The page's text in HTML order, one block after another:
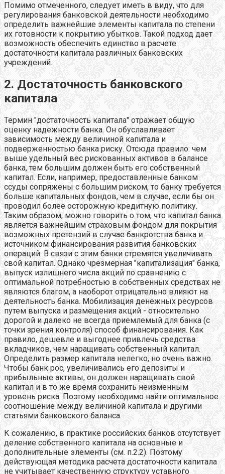
Помимо отмеченного, следует иметь в виду, что для
регулирования банковской деятельности необходимо
определить важнейшие элементы капитала по степени
их готовности к покрытию убытков. Такой подход дает
возможность обеспечить единство в расчете
достаточности капитала различных банковских
учреждений.
2. Достаточность банковского
капитала
Термин "достаточность капитала" отражает общую
оценку надежности банка. Он обуславливает
зависимость между величиной капитала и
подверженностью банка риску. Отсюда правило: чем
выше удельный вес рискованных активов в балансе
банка, тем большим должен быть его собственный
капитал. Если, например, предоставленные банком
ссуды сопряжены с большим риском, то банку требуется
больше капитальных фондов, чем в случае, если бы он
проводил более осторожную кредитную политику.
Таким образом, можно говорить о том, что капитал банка
является важнейшим страховым фондом для покрытия
возможных претензий в случае банкротства банка и
источником финансирования развития банковских
операций. В связи с этим банки стремятся увеличивать
свой капитал. Однако чрезмерная "капитализация" банка,
выпуск излишнего числа акций по сравнению с
оптимальной потребностью в собственных средствах не
являются благом, а наоборот отрицательно влияют на
деятельность банка. Мобилизация денежных ресурсов
путем выпуска и размещения акций - относительно
дорогой и далеко не всегда приемлемый для банка (с
точки зрения контроля) способ финансирования. Как
правило, дешевле и выгоднее привлечь средства
вкладчиков, чем наращивать собственный капитал.
Определить размер капитала нелегко, но очень важно.
Чтобы банк рос, увеличивались его депозиты и
прибыльные активы, он должен наращивать свой
капитал и в то же время сохранить неизменным
уровень риска. Поэтому необходимо найти оптимальное
соотношение между величиной капитала и другими
статьями банковского баланса.
К сожалению, в практике российских банков отсутствует
деление собственного капитала на основные и
дополнительные элементы (см. п.2.2). Поэтому
действующая методика расчета достаточности капитала
не учитывает качественную структуру уставного